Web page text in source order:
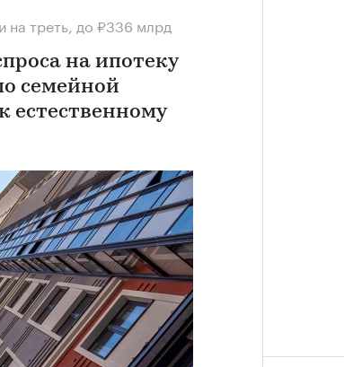
на треть, до ₽336 млрд
на ипотеку
семейной
естественному